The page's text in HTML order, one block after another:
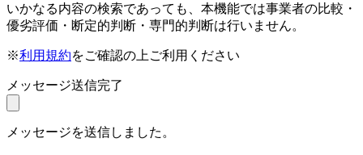
いかなる内容の検索であっても、本機能では事業者の比較・
優劣評価・断定的判断・専門的判断は行いません。
※利用規約をご確認の上ご利用ください
メッセージ送信完了
メッセージを送信しました。